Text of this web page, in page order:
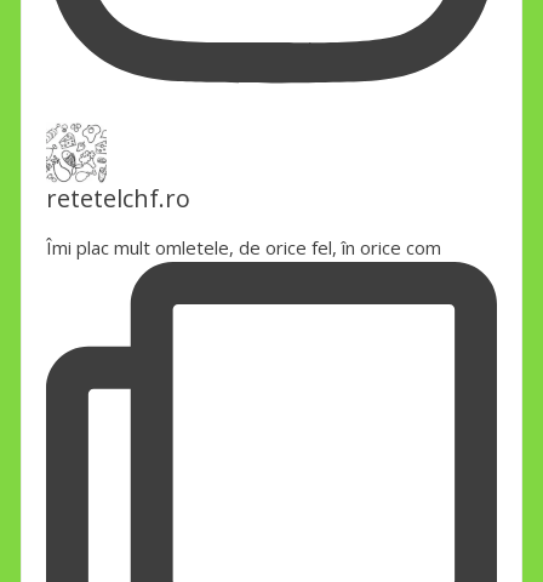
retetelchf.ro
Îmi plac mult omletele, de orice fel, în orice com